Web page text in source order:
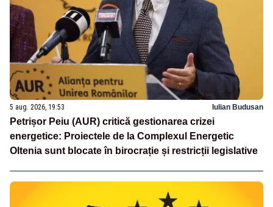
5 aug. 2026, 19:53 Iulian Budusan
Petrișor Peiu (AUR) critică gestionarea crizei
energetice: Proiectele de la Complexul Energetic
Oltenia sunt blocate în birocrație și restricții legislative